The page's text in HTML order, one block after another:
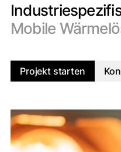
Mobile
Projekt starten